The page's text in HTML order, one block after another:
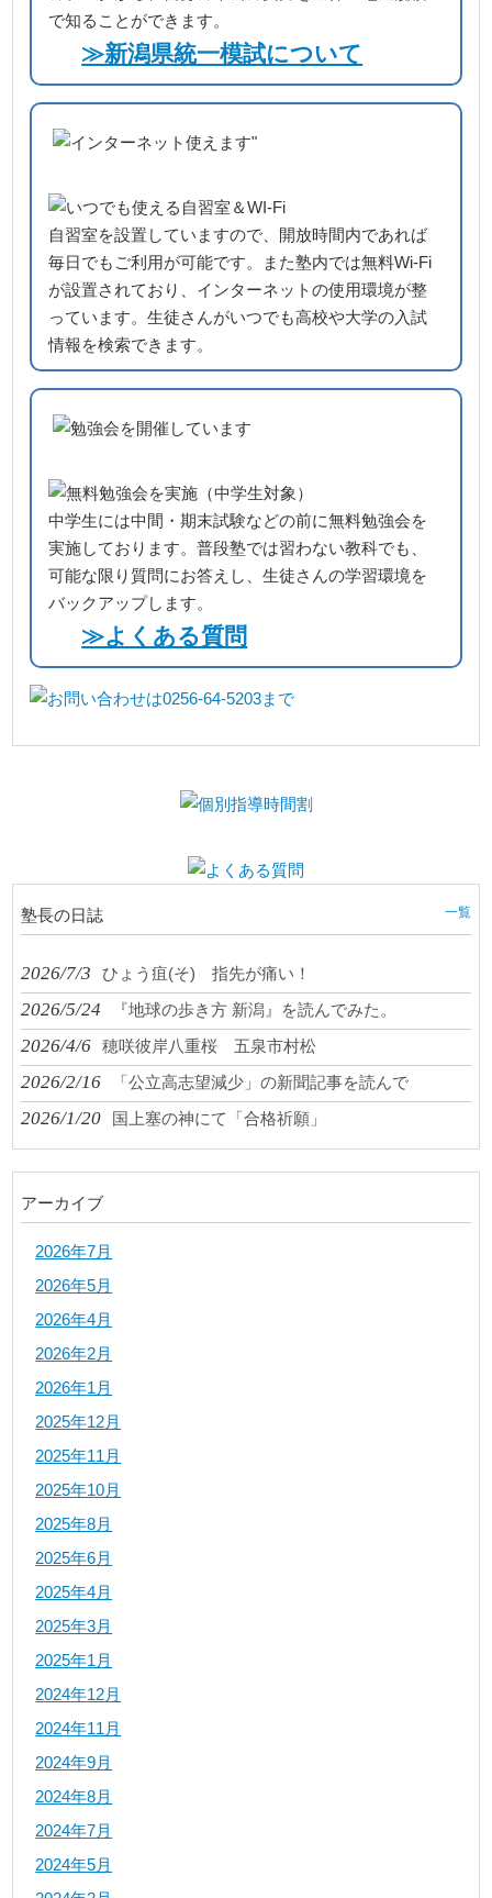
で知ることができます。
≫新潟県統一模試について
自習室を設置していますので、開放時間内であれば
毎日でもご利用が可能です。また塾内では無料Wi-Fi
が設置されており、インターネットの使用環境が整
っています。生徒さんがいつでも高校や大学の入試
情報を検索できます。
中学生には中間・期末試験などの前に無料勉強会を
実施しております。普段塾では習わない教科でも、
可能な限り質問にお答えし、生徒さんの学習環境を
バックアップします。
≫よくある質問
塾長の日誌 一覧
2026/7/3 ひょう疽(そ) 指先が痛い！
2026/5/24 『地球の歩き方 新潟』を読んでみた。
2026/4/6 穂咲彼岸八重桜 五泉市村松
2026/2/16 「公立高志望減少」の新聞記事を読んで
2026/1/20 国上塞の神にて「合格祈願」
アーカイブ
2026年7月
2026年5月
2026年4月
2026年2月
2026年1月
2025年12月
2025年11月
2025年10月
2025年8月
2025年6月
2025年4月
2025年3月
2025年1月
2024年12月
2024年11月
2024年9月
2024年8月
2024年7月
2024年5月